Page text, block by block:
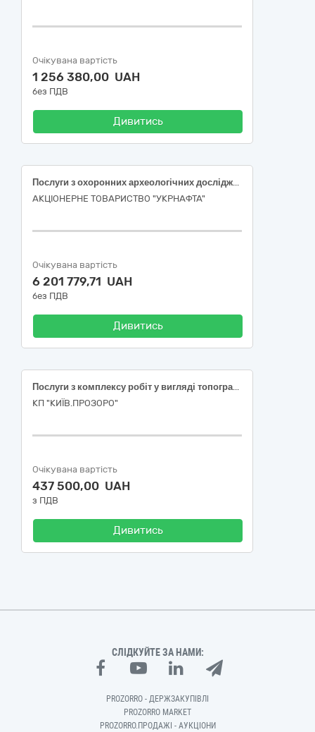
Очікувана вартість
1 256 380,00 UAH
без ПДВ
Дивитись
Послуги з охоронних археологічних досліджень культурного шару в зоні виявлення знахідок археологічного характеру по трубопроводу свердловини №145 +++ родовища на території Роменського району Сумської області
АКЦІОНЕРНЕ ТОВАРИСТВО "УКPНAФТА"
Очікувана вартість
6 201 779,71 UAH
без ПДВ
Дивитись
Послуги з комплексу робіт у вигляді топографо-геодезичних знімків елементів благоустрою комунальної власності у масштабі М 1 :500
КП "КИЇВ.ПРОЗОРО"
Очікувана вартість
437 500,00 UAH
з ПДВ
Дивитись
СЛІДКУЙТЕ ЗА НАМИ:
PROZORRO - ДЕРЖЗАКУПІВЛІ
PROZORRO MARKET
PROZORRO.ПРОДАЖІ - АУКЦІОНИ